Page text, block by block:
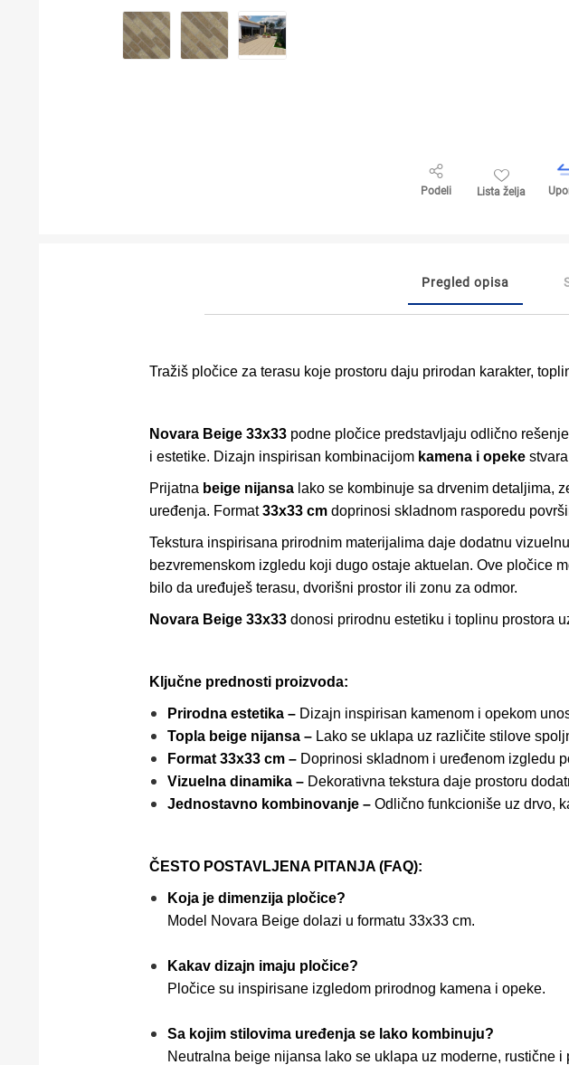
ALATI ZA KERAMIKU
Podeli Lista želja
Pregled opisa
Tražiš pločice za terasu koje prostoru daju prirodan karakter,
Novara Beige 33x33podne pločice predstavljaju odlično
i estetike. Dizajn inspirisan kombinacijom kamena i opekestvara
Prijatna beige nijansalako se kombinuje sa drvenim detaljima,
uređenja. Format33x33 cmdoprinosi skladnom rasporedu
Tekstura inspirisana prirodnim materijalima daje dodatnu
bezvremenskom izgledu koji dugo ostaje aktuelan. Ove pločice
bilo da uređuješ terasu, dvorišni prostor ili zonu za odmor.
Novara Beige 33x33donosi prirodnu estetiku i toplinu prostora
Ključne prednosti proizvoda:
Prirodna estetika –Dizajn inspirisan kamenom i opekom
Topla beige nijansa –Lako se uklapa uz različite stilove
Format 33x33 cm –Doprinosi skladnom i uređenom izgledu
Vizuelna dinamika –Dekorativna tekstura daje prostoru
Jednostavno kombinovanje –Odlično funkcioniše uz drvo,
ČESTO POSTAVLJENA PITANJA (FAQ):
Koja je dimenzija pločice?
Model Novara Beige dolazi u formatu 33x33 cm.
Kakav dizajn imaju pločice?
Pločice su inspirisane izgledom prirodnog kamena i opeke.
Sa kojim stilovima uređenja se lako kombinuju?
Neutralna beige nijansa lako se uklapa uz moderne, rustične